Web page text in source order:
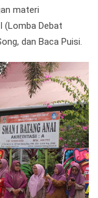
materi
(Lomba Debat
dan Baca Puisi.